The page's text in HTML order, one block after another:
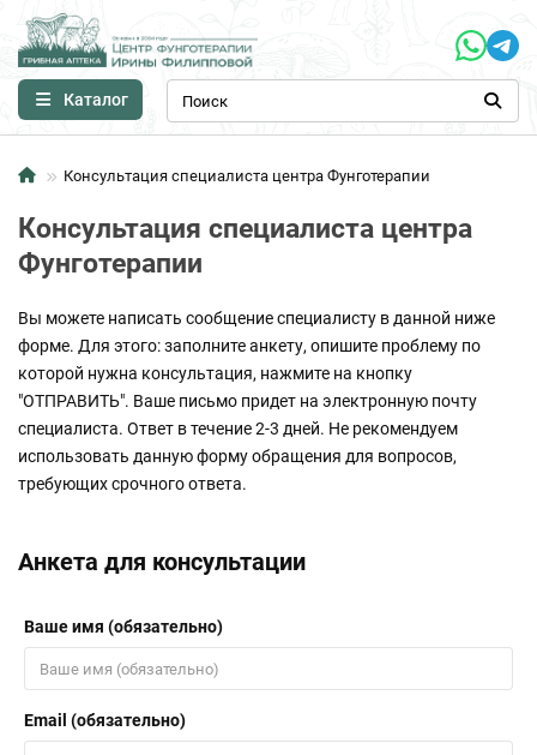
Каталог
Консультация специалиста центра Фунготерапии
Консультация специалиста центра
Фунготерапии
Вы можете написать сообщение специалисту в данной ниже
форме. Для этого: заполните анкету, опишите проблему по
которой нужна консультация, нажмите на кнопку
"ОТПРАВИТЬ". Ваше письмо придет на электронную почту
специалиста. Ответ в течение 2-3 дней. Не рекомендуем
использовать данную форму обращения для вопросов,
требующих срочного ответа.
Анкета для консультации
Ваше имя (обязательно)
Email (обязательно)